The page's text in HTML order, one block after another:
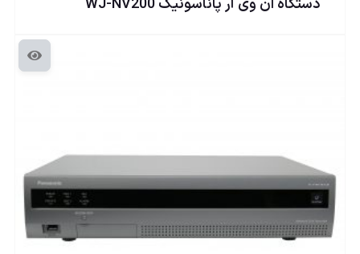
دستگاه ان وی آر پاناسونيک WJ-NV200